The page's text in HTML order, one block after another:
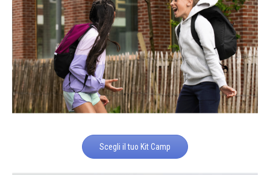
Scegli il tuo Kit Camp